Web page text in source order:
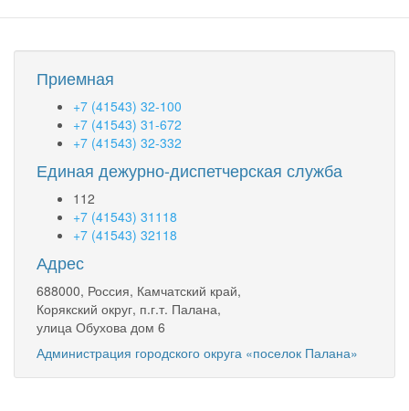
Приемная
+7 (41543) 32-100
+7 (41543) 31-672
+7 (41543) 32-332
Единая дежурно-диспетчерская служба
112
+7 (41543) 31118
+7 (41543) 32118
Адрес
688000, Россия, Камчатский край,
Корякский округ, п.г.т. Палана,
улица Обухова дом 6
Администрация городского округа «поселок Палана»